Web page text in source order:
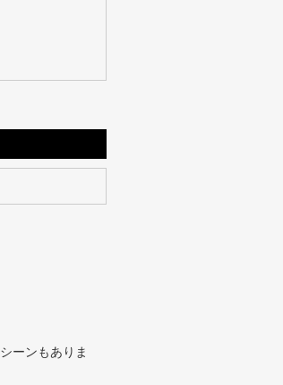
ーンもありま